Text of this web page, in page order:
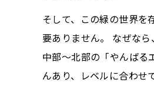
そして、この緑の世界を
要ありません。 なぜな
中部～北部の「やんばる
んあり、レベルに合わせ